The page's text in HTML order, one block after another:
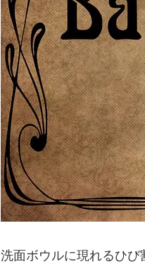
洗面ボウルに現れるひ